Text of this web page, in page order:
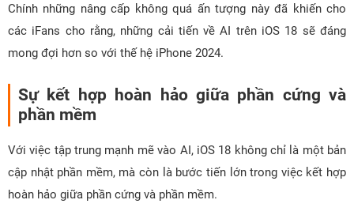
Chính những nâng cấp không quá ấn tượng này đã khiến cho
các iFans cho rằng, những cải tiến về AI trên iOS 18 sẽ đáng
mong đợi hơn so với thế hệ iPhone 2024.
Sự kết hợp hoàn hảo giữa phần cứng và
phần mềm
Với việc tập trung mạnh mẽ vào AI, iOS 18 không chỉ là một bản
cập nhật phần mềm, mà còn là bước tiến lớn trong việc kết hợp
hoàn hảo giữa phần cứng và phần mềm.